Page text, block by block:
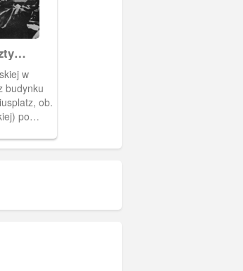
w
budynku
ob.
po
z